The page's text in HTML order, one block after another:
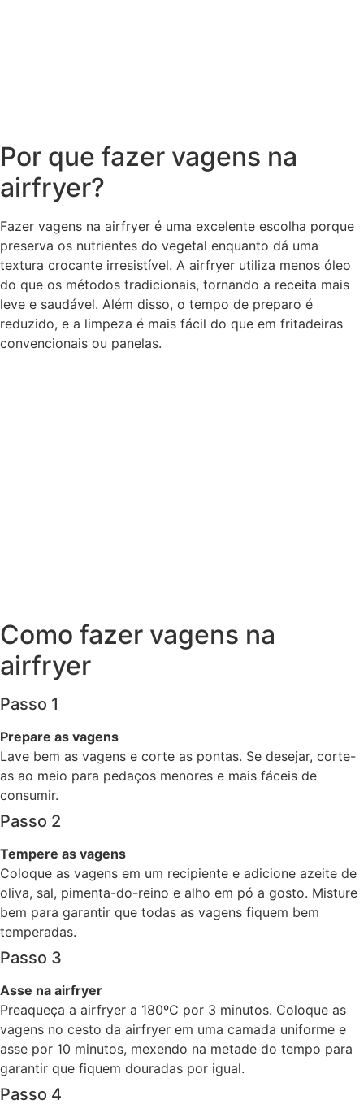
Por que fazer vagens na
airfryer?
Fazer vagens na airfryer é uma excelente escolha porque
preserva os nutrientes do vegetal enquanto dá uma
textura crocante irresistível. A airfryer utiliza menos óleo
do que os métodos tradicionais, tornando a receita mais
leve e saudável. Além disso, o tempo de preparo é
reduzido, e a limpeza é mais fácil do que em fritadeiras
convencionais ou panelas.
Como fazer vagens na
airfryer
Passo 1
Prepare as vagens
Lave bem as vagens e corte as pontas. Se desejar, corte-
as ao meio para pedaços menores e mais fáceis de
consumir.
Passo 2
Tempere as vagens
Coloque as vagens em um recipiente e adicione azeite de
oliva, sal, pimenta-do-reino e alho em pó a gosto. Misture
bem para garantir que todas as vagens fiquem bem
temperadas.
Passo 3
Asse na airfryer
Preaqueça a airfryer a 180ºC por 3 minutos. Coloque as
vagens no cesto da airfryer em uma camada uniforme e
asse por 10 minutos, mexendo na metade do tempo para
garantir que fiquem douradas por igual.
Passo 4